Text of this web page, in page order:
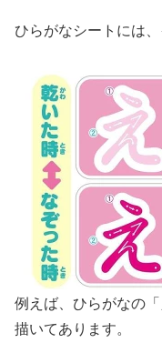
ひらがなシートには
例えば、ひらがなの
描いてあります。